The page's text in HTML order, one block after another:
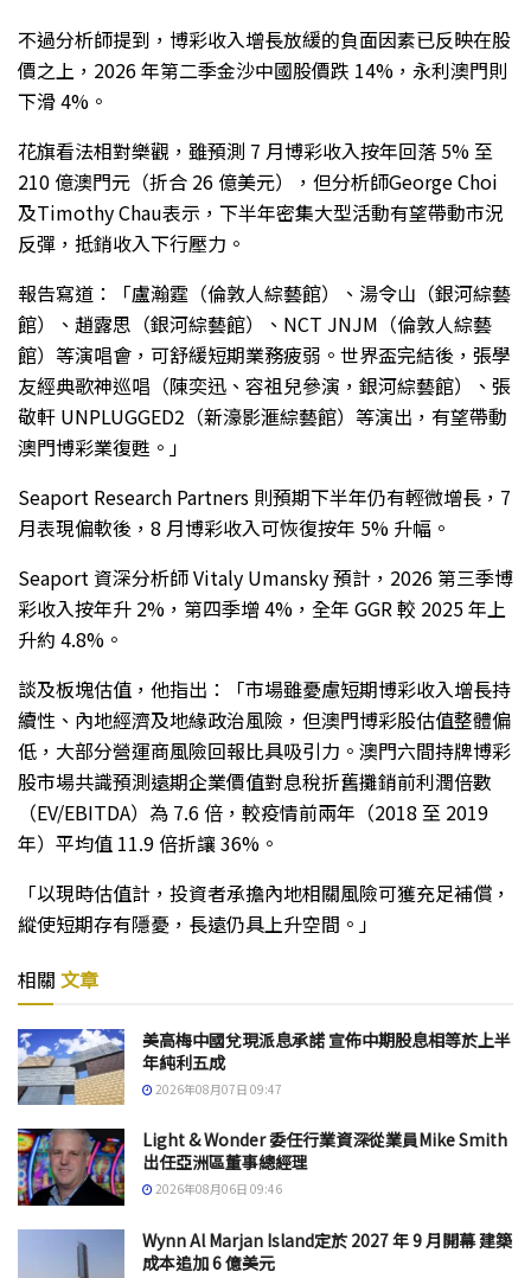
不過分析師提到，博彩收入增長放緩的負面因素已反映在股
價之上，2026 年第二季金沙中國股價跌 14%，永利澳門則
下滑 4%。
花旗看法相對樂觀，雖預測 7 月博彩收入按年回落 5% 至
210 億澳門元（折合 26 億美元），但分析師George Choi
及Timothy Chau表示，下半年密集大型活動有望帶動市況
反彈，抵銷收入下行壓力。
報告寫道：「盧瀚霆（倫敦人綜藝館）、湯令山（銀河綜藝
館）、趙露思（銀河綜藝館）、NCT JNJM（倫敦人綜藝
館）等演唱會，可舒緩短期業務疲弱。世界盃完結後，張學
友經典歌神巡唱（陳奕迅、容祖兒參演，銀河綜藝館）、張
敬軒 UNPLUGGED2（新濠影滙綜藝館）等演出，有望帶動
澳門博彩業復甦。」
Seaport Research Partners 則預期下半年仍有輕微增長，7
月表現偏軟後，8 月博彩收入可恢復按年 5% 升幅。
Seaport 資深分析師 Vitaly Umansky 預計，2026 第三季博
彩收入按年升 2%，第四季增 4%，全年 GGR 較 2025 年上
升約 4.8%。
談及板塊估值，他指出：「市場雖憂慮短期博彩收入增長持
續性、內地經濟及地緣政治風險，但澳門博彩股估值整體偏
低，大部分營運商風險回報比具吸引力。澳門六間持牌博彩
股市場共識預測遠期企業價值對息稅折舊攤銷前利潤倍數
（EV/EBITDA）為 7.6 倍，較疫情前兩年（2018 至 2019
年）平均值 11.9 倍折讓 36%。
「以現時估值計，投資者承擔內地相關風險可獲充足補償，
縱使短期存有隱憂，長遠仍具上升空間。」
相關 文章
美高梅中國兌現派息承諾 宣佈中期股息相等於上半
年純利五成
2026年08月07日 09:47
Light & Wonder 委任行業資深從業員Mike Smith
出任亞洲區董事總經理
2026年08月06日 09:46
Wynn Al Marjan Island定於 2027 年 9 月開幕 建築
成本追加 6 億美元